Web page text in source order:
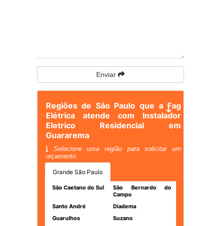
Enviar
Regiões de São Paulo que a Fag
Elétrica atende com Instalador
Eletrico Residencial em
Guararema
Selecione uma região para solicitar um
orçamento
Grande São Paulo
São Caetano do Sul
São Bernardo do
Campo
Santo André
Diadema
Guarulhos
Suzano